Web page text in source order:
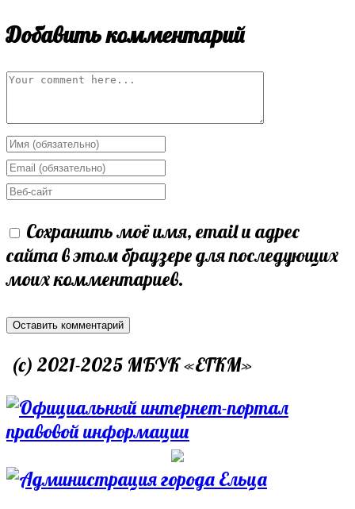
Добавить комментарий
Comment
Enter
your
name
username
to
comment
Enter
your
address
to
comment
Enter
website
URL
(optional)
Сохранить моё имя, email и адрес
сайта в этом браузере для последующих
моих комментариев.
(c) 2021-2025 МБУК «ЕГКМ»